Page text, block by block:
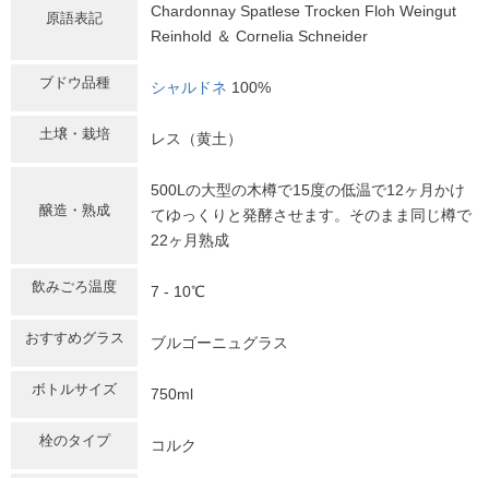
原語表記
Chardonnay Spatlese Trocken Floh Weingut
Reinhold ＆ Cornelia Schneider
ブドウ品種 シャルドネ 100%
土壌・栽培 レス（黄土）
醸造・熟成
500Lの大型の木樽で15度の低温で12ヶ月かけ
てゆっくりと発酵させます。そのまま同じ樽で
22ヶ月熟成
飲みごろ温度 7 - 10℃
おすすめグラス ブルゴーニュグラス
ボトルサイズ 750ml
栓のタイプ コルク